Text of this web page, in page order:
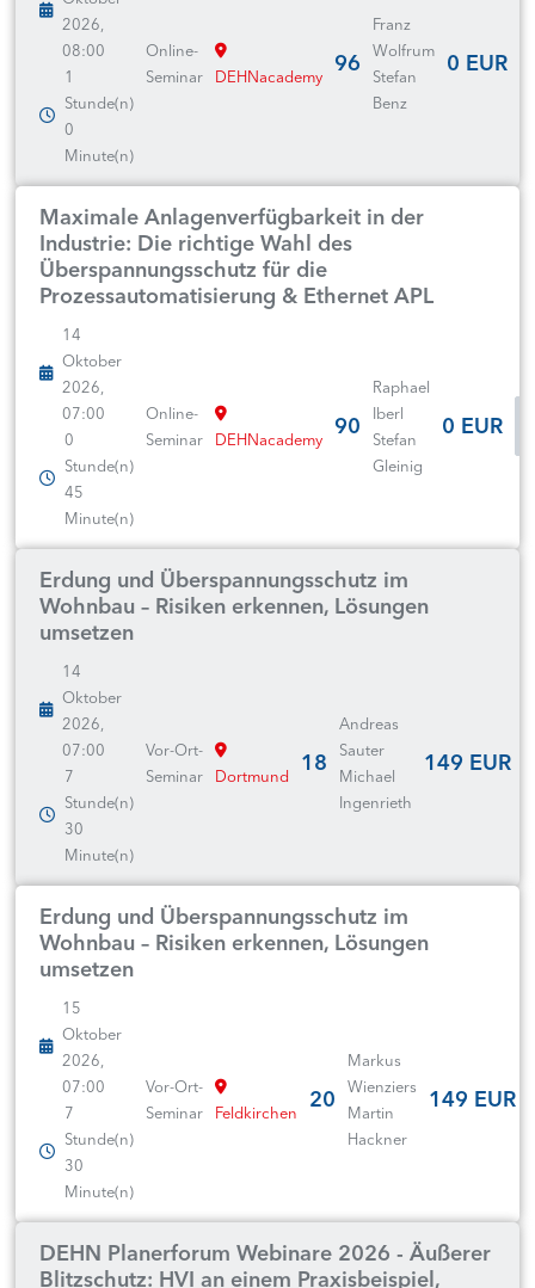
2026,
08:00
1
Stunde(n)
0
Minute(n)
Online-
Seminar
DEHNacademy 96
Franz
Wolfrum
Stefan
Benz
0 EUR
Maximale Anlagenverfügbarkeit in der
Industrie: Die richtige Wahl des
Überspannungsschutz für die
Prozessautomatisierung & Ethernet APL
14
Oktober
2026,
07:00
0
Stunde(n)
45
Minute(n)
Online-
Seminar
DEHNacademy 90
Raphael
Iberl
Stefan
Gleinig
0 EUR
Erdung und Überspannungsschutz im
Wohnbau – Risiken erkennen, Lösungen
umsetzen
14
Oktober
2026,
07:00
7
Stunde(n)
30
Minute(n)
Vor-Ort-
Seminar
Dortmund 18
Andreas
Sauter
Michael
Ingenrieth
149 EUR
Erdung und Überspannungsschutz im
Wohnbau – Risiken erkennen, Lösungen
umsetzen
15
Oktober
2026,
07:00
7
Stunde(n)
30
Minute(n)
Vor-Ort-
Seminar
Feldkirchen 20
Markus
Wienziers
Martin
Hackner
149 EUR
DEHN Planerforum Webinare 2026 - Äußerer
Blitzschutz: HVI an einem Praxisbeispiel,